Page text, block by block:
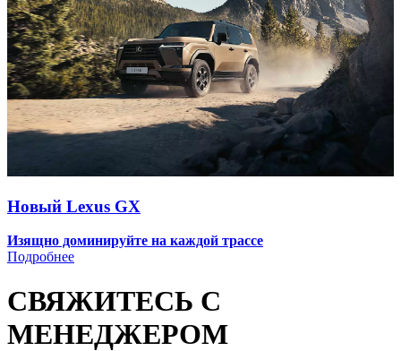
Новый Lexus GX
Изящно доминируйте на каждой трассе
Подробнее
СВЯЖИТЕСЬ С
МЕНЕДЖЕРОМ